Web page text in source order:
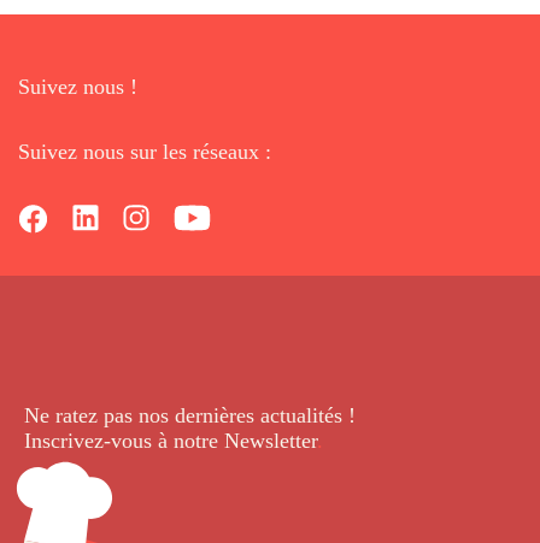
Suivez nous !
Suivez nous sur les réseaux :
Ne ratez pas nos dernières actualités !
Inscrivez-vous à notre Newsletter.